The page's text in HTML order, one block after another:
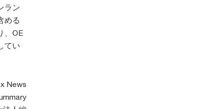
ラン
める
、OE
てい
News